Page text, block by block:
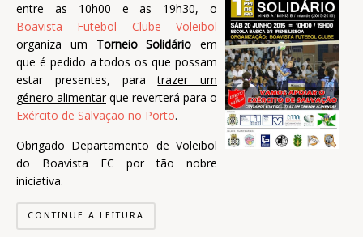
entre as 10h00 e as 19h30, o
Boavista Futebol Clube Voleibol
organiza um Torneio Solidário em
que é pedido a todos os que possam
estar presentes, paratrazer um
género alimentarque reverterá para o
Exército de Salvação no Porto.
Obrigado Departamento de Voleibol
do Boavista FC por tão nobre
iniciativa.
CONTINUE A LEITURA